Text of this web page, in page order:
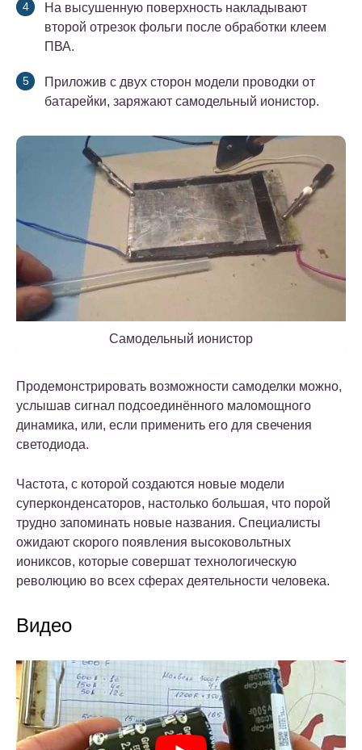
На высушенную поверхность накладывают
второй отрезок фольги после обработки клеем
ПВА.
Приложив с двух сторон модели проводки от
батарейки, заряжают самодельный ионистор.
Самодельный ионистор
Продемонстрировать возможности самоделки можно,
услышав сигнал подсоединённого маломощного
динамика, или, если применить его для свечения
светодиода.
Частота, с которой создаются новые модели
суперконденсаторов, настолько большая, что порой
трудно запоминать новые названия. Специалисты
ожидают скорого появления высоковольтных
иониксов, которые совершат технологическую
революцию во всех сферах деятельности человека.
Видео